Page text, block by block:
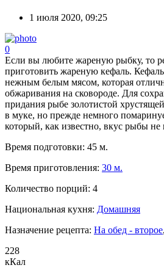
1 июля 2020, 09:25
0
Если вы любите жареную рыбку, то
приготовить жареную кефаль.
нежным белым мясом, которая
обжаривания на сковороде. Для
придания рыбе золотистой
в муке, но прежде немного
который, как известно, вкус рыбы не
Время подготовки: 45 м.
Время приготовления: 30 м.
Количество порций: 4
Национальная кухня: Домашняя
Назначение рецепта: На обед - второе,
228
кКал